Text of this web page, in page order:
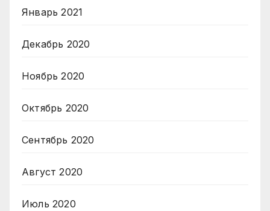
Январь 2021
Декабрь 2020
Ноябрь 2020
Октябрь 2020
Сентябрь 2020
Август 2020
Июль 2020